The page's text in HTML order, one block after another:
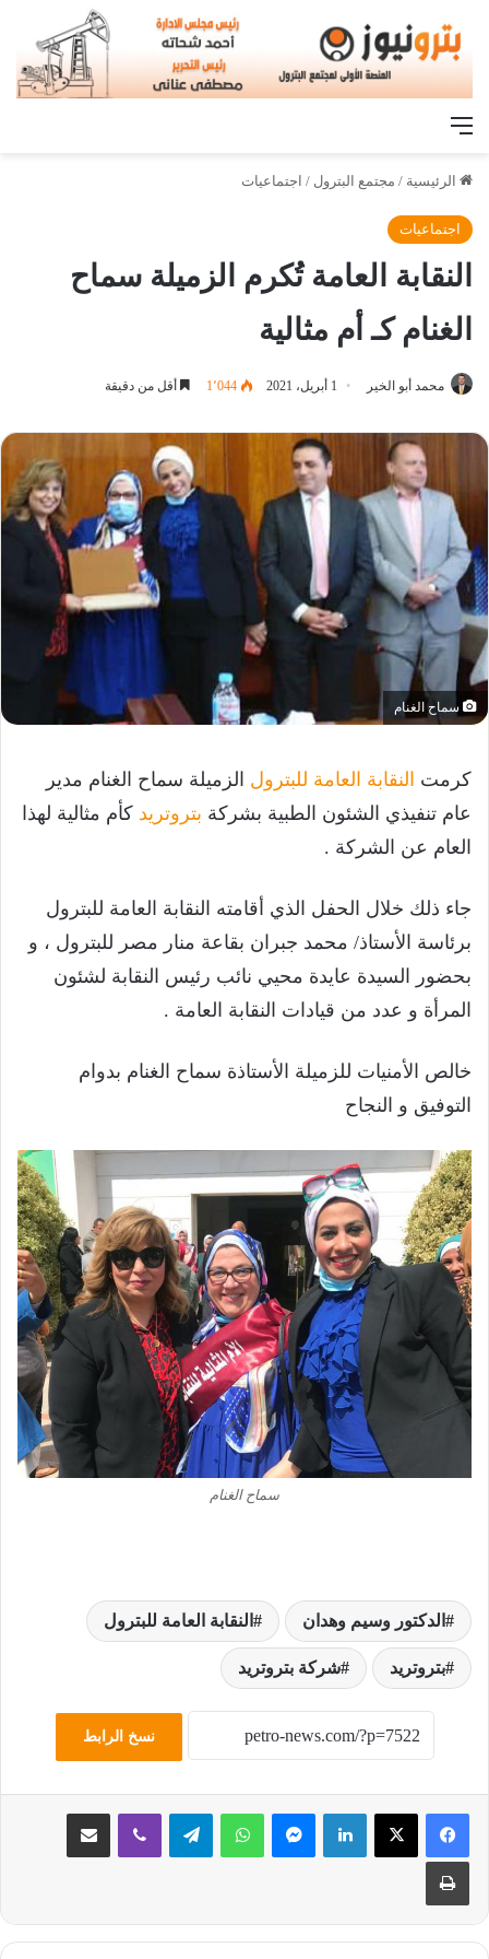
القائمة
الرئيسية / مجتمع البترول / اجتماعيات
اجتماعيات
النقابة العامة تُكرم الزميلة سماح
الغنام كـ أم مثالية
محمد أبو الخير 1 أبريل، 2021 1٬044 أقل من دقيقة
سماح الغنام
كرمت النقابة العامة للبترول الزميلة سماح الغنام مدير
عام تنفيذي الشئون الطبية بشركة بتروتريد كأم مثالية لهذا
العام عن الشركة .
جاء ذلك خلال الحفل الذي أقامته النقابة العامة للبترول
برئاسة الأستاذ/ محمد جبران بقاعة منار مصر للبترول ، و
بحضور السيدة عايدة محيي نائب رئيس النقابة لشئون
المرأة و عدد من قيادات النقابة العامة .
خالص الأمنيات للزميلة الأستاذة سماح الغنام بدوام
التوفيق و النجاح
سماح الغنام
الدكتور وسيم وهدان النقابة العامة للبترول
بتروتريد شركة بتروتريد
نسخ الرابط
لينكدإن ماسنجر واتساب تيلقرام ڤايبر مشاركة عبر البريد
طباعة